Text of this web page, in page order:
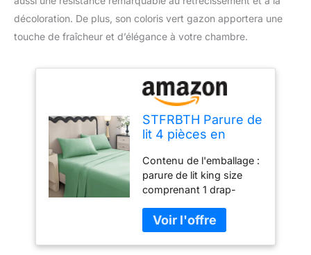
décoloration. De plus, son coloris vert gazon apportera une
touche de fraîcheur et d’élégance à votre chambre.
STFRBTH Parure de
lit 4 pièces en
pour très grand lit,
douce, respirante,
résistante au
rétrécissement et à
la décoloration, vert
gazon
Contenu de l'emballage :
parure de lit king size
comprenant 1 drap-
cm, 1 drap plat de 259,1
x 266,7 cm et 2 taies
d'oreiller de 50,8 x 101,6